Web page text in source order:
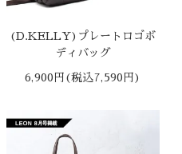
(D.KELLY)プレートロゴボ
ディバッグ
6,900円(税込7,590円)